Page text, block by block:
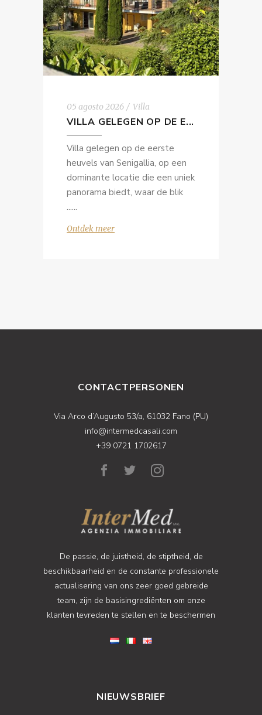
05 agosto 2026 Villa
VILLA GELEGEN OP DE E...
Villa gelegen op de eerste
heuvels van Senigallia, op een
dominante locatie die een uniek
panorama biedt, waar de blik
...
Ontdek meer
CONTACTPERSONEN
Via Arco d’Augusto 53/a, 61032 Fano (PU)
info@intermedcasali.com
+39 0721 1702617
De passie, de juistheid, de stiptheid, de
beschikbaarheid en de constante professionele
actualisering van ons zeer goed gebreide
team, zijn de basisingrediënten om onze
klanten tevreden te stellen en te beschermen
NIEUWSBRIEF